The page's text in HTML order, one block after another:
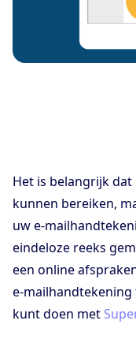
Het is belangrijk dat
kunnen bereiken,
uw e-
eindeloze reeks
een online
e-mailhandtekening
kunt doen met